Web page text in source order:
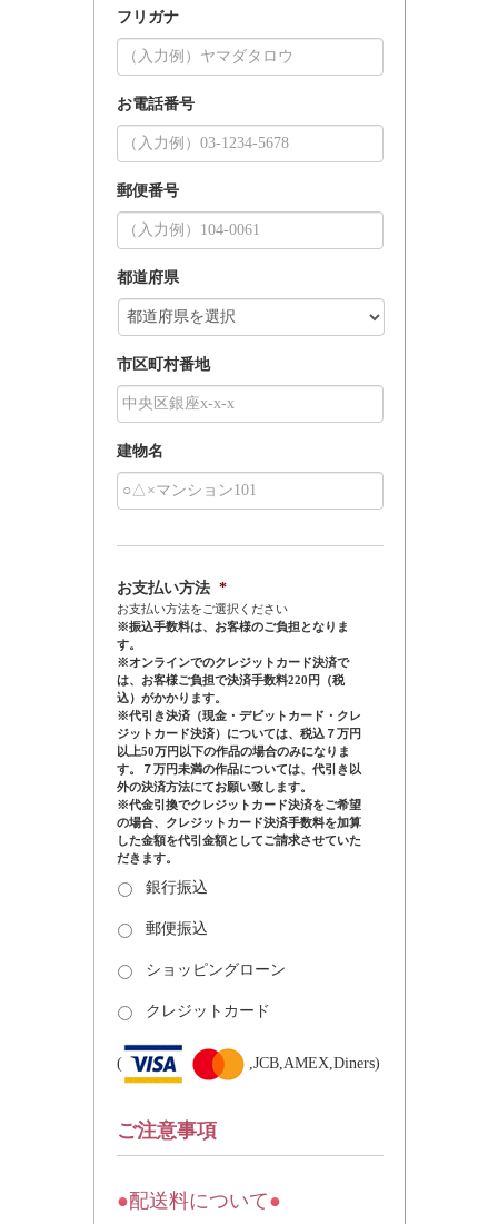
フリガナ
お電話番号
郵便番号
都道府県
市区町村番地
建物名
お支払い方法 *
お支払い方法をご選択ください
※振込手数料は、お客様のご負担となりま
す。
※オンラインでのクレジットカード決済で
は、お客様ご負担で決済手数料220円（税
込）がかかります。
※代引き決済（現金・デビットカード・クレ
ジットカード決済）については、税込７万円
以上50万円以下の作品の場合のみになりま
す。７万円未満の作品については、代引き以
外の決済方法にてお願い致します。
※代金引換でクレジットカード決済をご希望
の場合、クレジットカード決済手数料を加算
した金額を代引金額としてご請求させていた
だきます。
銀行振込
郵便振込
ショッピングローン
クレジットカード
( ,JCB,AMEX,Diners)
ご注意事項
●配送料について●